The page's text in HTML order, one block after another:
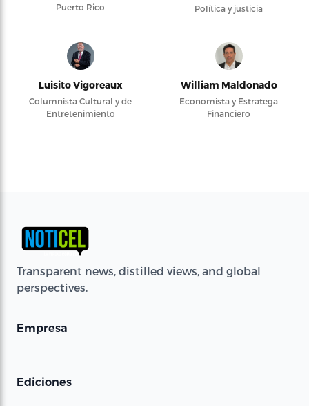
Puerto Rico
Política y justicia
Luisito Vigoreaux
Columnista Cultural y de
Entretenimiento
William Maldonado
Economista y Estratega
Financiero
Transparent news, distilled views, and global
perspectives.
Empresa
Ediciones